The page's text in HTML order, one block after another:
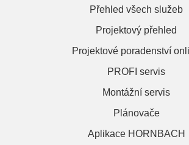
Přehled všech služeb
Projektový přehled
Projektové poradenství
PROFI servis
Montážní servis
Plánovače
Aplikace HORNBACH